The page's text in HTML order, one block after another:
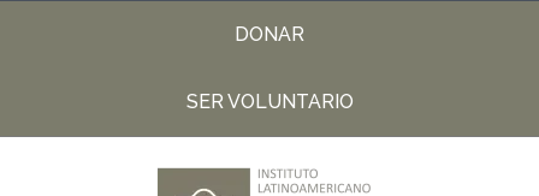
DONAR
SER VOLUNTARIO